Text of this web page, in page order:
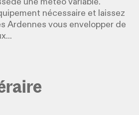
une météo variable.
nécessaire et laissez
Ardennes vous envelopper de